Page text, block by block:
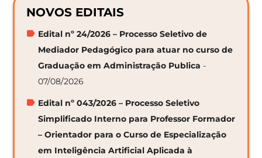
NOVOS EDITAIS
Edital nº 24/2026 – Processo Seletivo de
Mediador Pedagógico para atuar no curso de
Graduação em Administração Publica -
07/08/2026
Edital nº 043/2026 – Processo Seletivo
Simplificado Interno para Professor Formador
– Orientador para o Curso de Especialização
em Inteligência Artificial Aplicada à